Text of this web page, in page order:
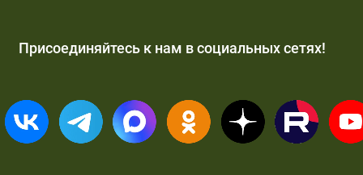
Присоединяйтесь к нам в социальных сетях!